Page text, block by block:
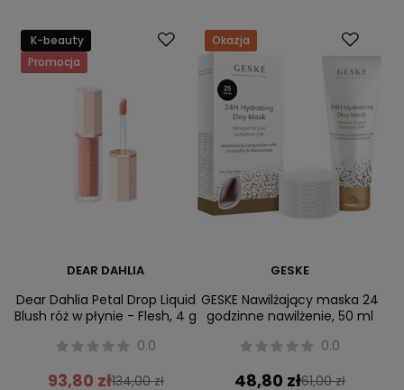
K-beauty
Promocja
DEAR DAHLIA
Dear Dahlia Petal Drop Liquid
Blush róż w płynie - Flesh, 4 g
0.0
93,80 zł134,00 zł
Okazja
GESKE
GESKE Nawilżający maska 24
godzinne nawilżenie, 50 ml
0.0
48,80 zł61,00 zł